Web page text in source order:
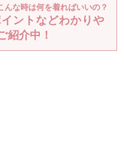
んな時は何を着ればいいの？
ントなどわかりや
紹介中！